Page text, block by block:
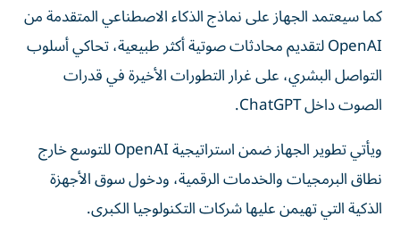
كما سيعتمد الجهاز على نماذج الذكاء الاصطناعي المتقدمة من
OpenAI لتقديم محادثات صوتية أكثر طبيعية، تحاكي أسلوب
التواصل البشري، على غرار التطورات الأخيرة في قدرات
الصوت داخل ChatGPT.
ويأتي تطوير الجهاز ضمن استراتيجية OpenAI للتوسع خارج
نطاق البرمجيات والخدمات الرقمية، ودخول سوق الأجهزة
الذكية التي تهيمن عليها شركات التكنولوجيا الكبرى.